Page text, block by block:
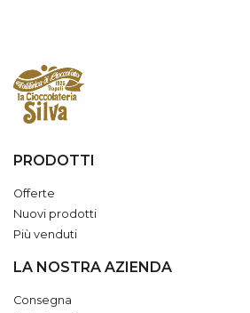
PRODOTTI
Offerte
Nuovi prodotti
Più venduti
LA NOSTRA AZIENDA
Consegna